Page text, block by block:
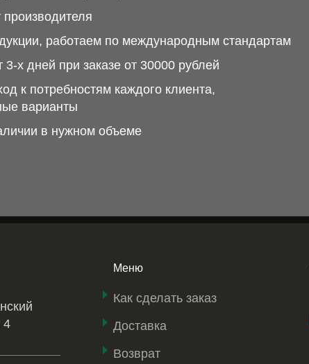
работаем по международным стандартам
х дней при заказе от 30000 рублей
к потребностям каждого клиента,
варианты
в нужном объеме
4
Меню
Как сделать заказ
Доставка
Возврат